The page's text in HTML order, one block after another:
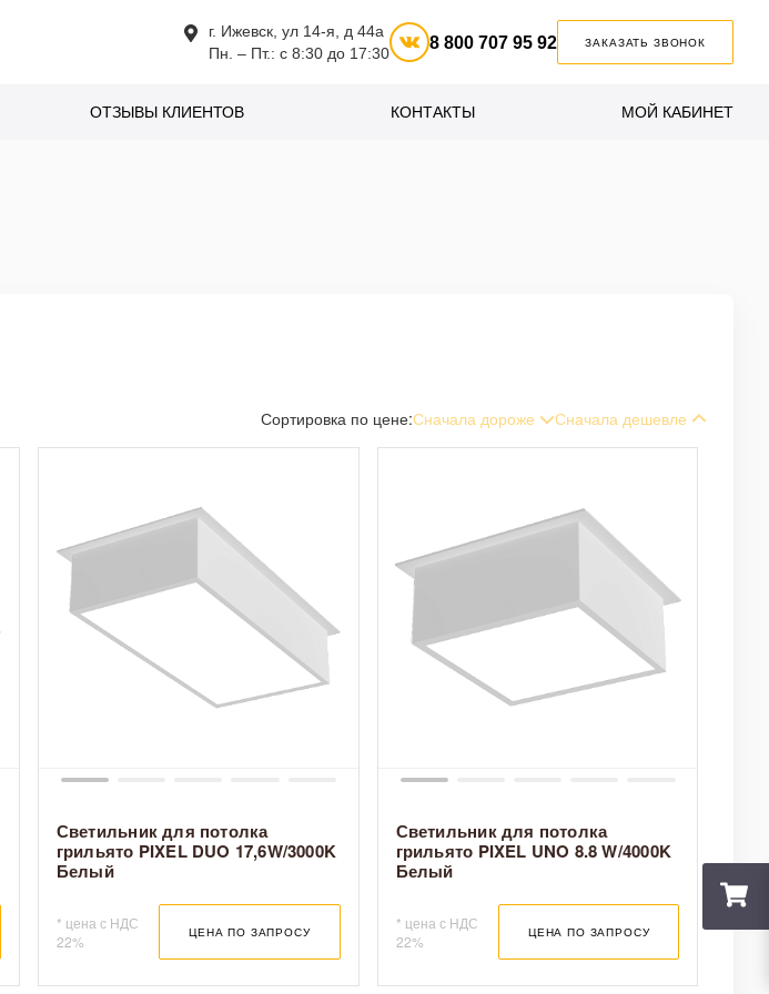
г. Ижевск, ул 14-я, д 44а
Пн. – Пт.: с 8:30 до 17:30
8 800 707 95 92 ЗАКАЗАТЬ ЗВОНОК
ОТЗЫВЫ КЛИЕНТОВ КОНТАКТЫ МОЙ КАБИНЕТ
Сортировка по цене:Сначала дороже Сначала дешевле
Светильник для потолка
грильято PIXEL DUO 17,6W/3000K
Белый
* цена с НДС
22%
ЦЕНА ПО ЗАПРОСУ
Светильник для потолка
грильято PIXEL UNO 8.8 W/4000K
Белый
* цена с НДС
22%
ЦЕНА ПО ЗАПРОСУ
Оплата
После того, как вы определитесь с выбором
продукции, которые вам нужны – перейдите в
корзину с выбранными товарами и нажмите кнопку
информацией для связи и адрес, а в «способе